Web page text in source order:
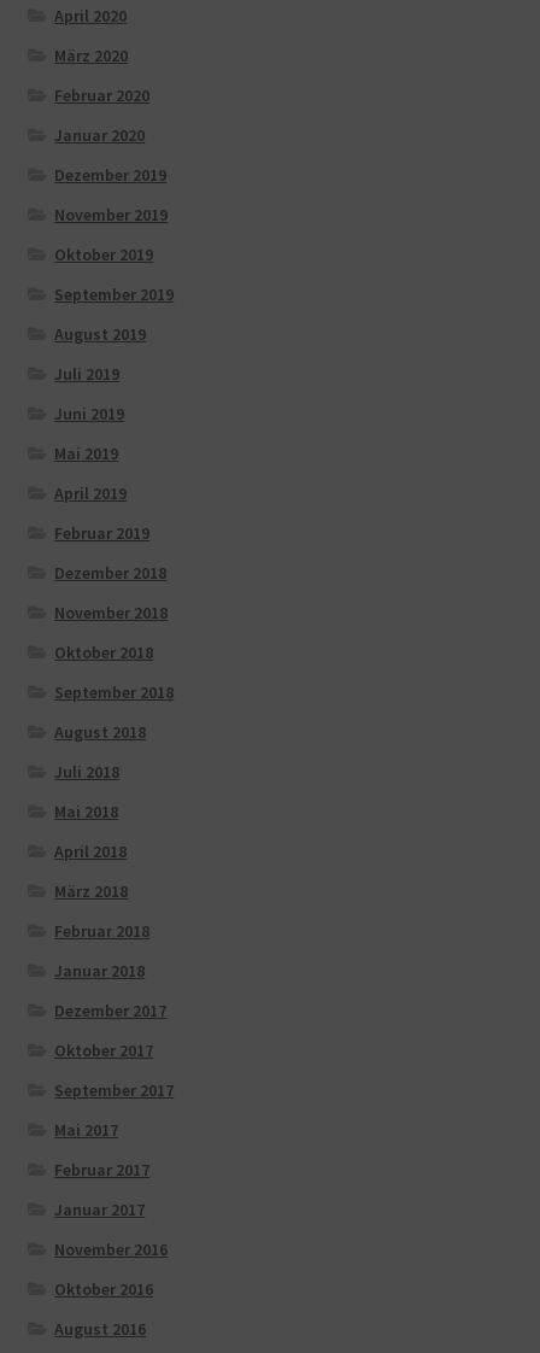
April 2020
März 2020
Februar 2020
Januar 2020
Dezember 2019
November 2019
Oktober 2019
September 2019
August 2019
Juli 2019
Juni 2019
Mai 2019
April 2019
Februar 2019
Dezember 2018
November 2018
Oktober 2018
September 2018
August 2018
Juli 2018
Mai 2018
April 2018
März 2018
Februar 2018
Januar 2018
Dezember 2017
Oktober 2017
September 2017
Mai 2017
Februar 2017
Januar 2017
November 2016
Oktober 2016
August 2016